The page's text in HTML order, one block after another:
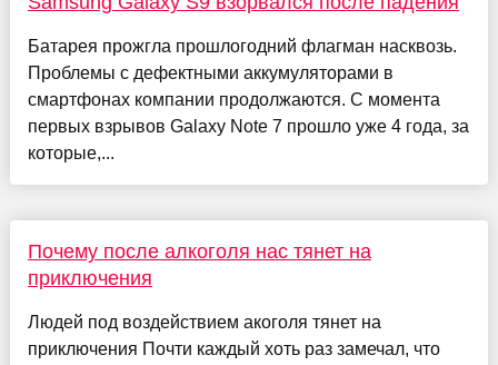
Батарея прожгла прошлогодний флагман насквозь.
Проблемы с дефектными аккумуляторами в
смартфонах компании продолжаются. С момента
первых взрывов Galaxy Note 7 прошло уже 4 года, за
которые,...
Почему после алкоголя нас тянет на
приключения
Людей под воздействием акоголя тянет на
приключения Почти каждый хоть раз замечал, что